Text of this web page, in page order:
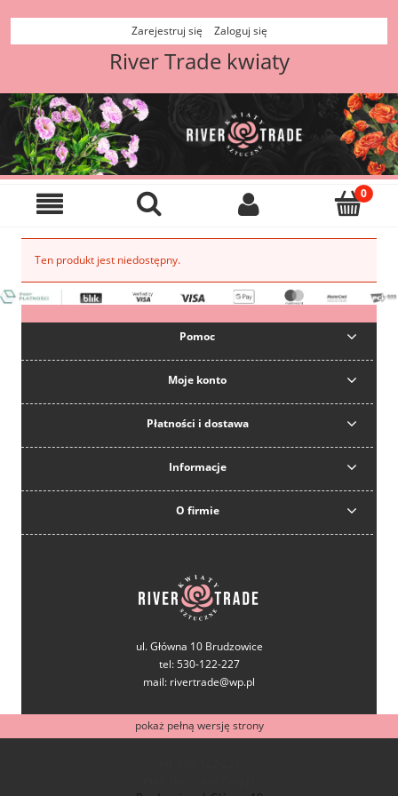
Zarejestruj się Zaloguj się
River Trade kwiaty
Ten produkt jest niedostępny.
Pomoc
Moje konto
Płatności i dostawa
Informacje
O firmie
ul. Główna 10 Brudzowice
tel: 530-122-227
mail: rivertrade@wp.pl
pokaż pełną wersję strony